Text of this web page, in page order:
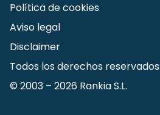
Política de cookies
Aviso legal
Disclaimer
Todos los derechos reservados
© 2003 – 2026 Rankia S.L.